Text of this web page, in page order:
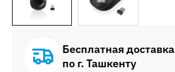
Бесплатная доставка
по г. Ташкенту